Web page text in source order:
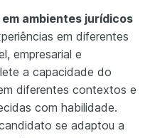
ambientes jurídicos
em diferentes
empresarial e
a capacidade do
diferentes contextos e
com habilidade.
se adaptou a